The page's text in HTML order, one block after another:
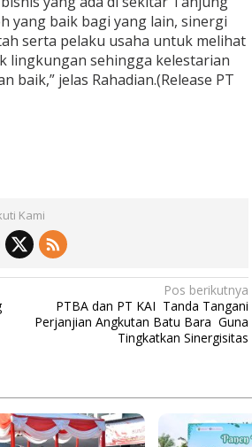
yang baik bagi yang lain, sinergi
serta pelaku usaha untuk melihat
lingkungan sehingga kelestarian
baik,” jelas Rahadian.(Release PT
Kami
Pos berikutnya
PTBA dan PT KAI Tanda Tangani
Perjanjian Angkutan Batu Bara Guna
Tingkatkan Sinergisitas